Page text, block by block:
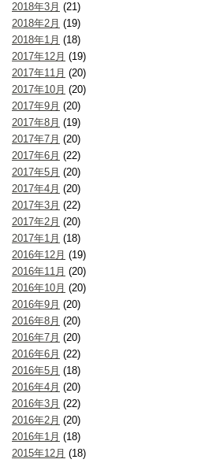
2018年3月 (21)
2018年2月 (19)
2018年1月 (18)
2017年12月 (19)
2017年11月 (20)
2017年10月 (20)
2017年9月 (20)
2017年8月 (19)
2017年7月 (20)
2017年6月 (22)
2017年5月 (20)
2017年4月 (20)
2017年3月 (22)
2017年2月 (20)
2017年1月 (18)
2016年12月 (19)
2016年11月 (20)
2016年10月 (20)
2016年9月 (20)
2016年8月 (20)
2016年7月 (20)
2016年6月 (22)
2016年5月 (18)
2016年4月 (20)
2016年3月 (22)
2016年2月 (20)
2016年1月 (18)
2015年12月 (18)